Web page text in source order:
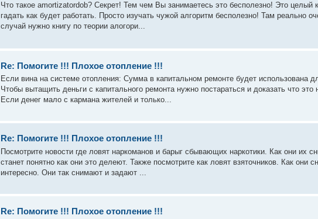
Что такое amortizatordob? Секрет! Тем чем Вы занимаетесь это бесполезно! Это
гадать как будет работать. Просто изучать чужой алгоритм бесполезно! Там реально
случай нужно книгу по теории алогори...
Re: Помогите !!! Плохое отопление !!!
Если вина на системе отопления: Сумма в капитальном ремонте будет использована
Чтобы вытащить деньги с капитального ремонта нужно постараться и доказать что
Если денег мало с кармана жителей и только...
Re: Помогите !!! Плохое отопление !!!
Посмотрите новости где ловят наркоманов и барыг сбывающих наркотики. Как они их
станет понятно как они это делеют. Также посмотрите как ловят взяточников. Как они
интересно. Они так снимают и задают ...
Re: Помогите !!! Плохое отопление !!!